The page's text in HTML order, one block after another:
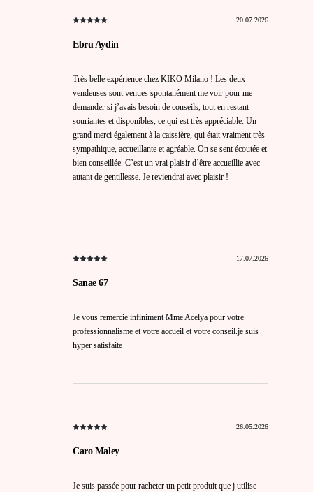
20.07.2026
Ebru Aydin
Très belle expérience chez KIKO Milano ! Les deux
vendeuses sont venues spontanément me voir pour me
demander si j’avais besoin de conseils, tout en restant
souriantes et disponibles, ce qui est très appréciable. Un
grand merci également à la caissière, qui était vraiment très
sympathique, accueillante et agréable. On se sent écoutée et
bien conseillée. C’est un vrai plaisir d’être accueillie avec
autant de gentillesse. Je reviendrai avec plaisir !
17.07.2026
Sanae 67
Je vous remercie infiniment Mme Acelya pour votre
professionnalisme et votre accueil et votre conseil.je suis
hyper satisfaite
26.05.2026
Caro Maley
Je suis passée pour racheter un petit produit que j utilise